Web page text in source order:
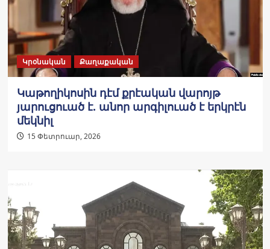
Կրօնական Քաղաքական
Կաթողիկոսին դէմ քրէական վարոյթ
յարուցուած է. անոր արգիլուած է երկրէն
մեկնիլ
15 Փետրուար, 2026